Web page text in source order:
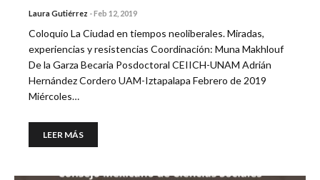
Laura Gutiérrez -Feb 12, 2019
Coloquio La Ciudad en tiempos neoliberales. Miradas,
experiencias y resistencias Coordinación: Muna Makhlouf
De la Garza Becaria Posdoctoral CEIICH-UNAM Adrián
Hernández Cordero UAM-Iztapalapa Febrero de 2019
Miércoles…
LEER MÁS